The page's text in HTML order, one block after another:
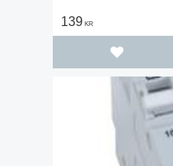
139KR
Lägg till i